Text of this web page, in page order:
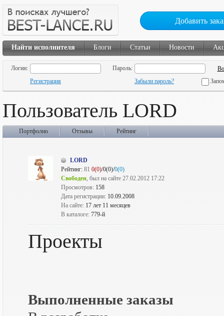
Добавить
Найти исполнителя Блоги Статьи Новости
Логин:
Пароль:
Регистрация
Забыли пароль?
Пользователь LORD
Портфолио Отзывы Рейтинг
LORD
Рейтинг: 81 0(0)/0(0)/0(0)
Свободен, был на сайте 27.02.2012 17:22
Просмотров: 158
Дата регистрации: 10.09.2008
На сайте: 17 лет 11 месяцев
В каталоге: 779-й
Проекты
Выполненные заказы